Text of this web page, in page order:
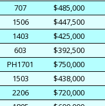
707
$485,000
1506
$447,500
1403
$425,000
603
$392,500
PH1701
$750,000
1503
$438,000
2206
$720,000